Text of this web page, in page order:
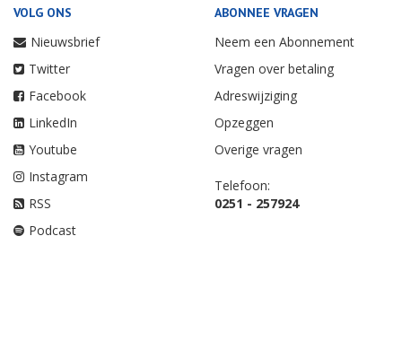
VOLG ONS
Nieuwsbrief
Twitter
Facebook
LinkedIn
Youtube
Instagram
RSS
Podcast
ABONNEE VRAGEN
Neem een Abonnement
Vragen over betaling
Adreswijziging
Opzeggen
Overige vragen
Telefoon:
0251 - 257924